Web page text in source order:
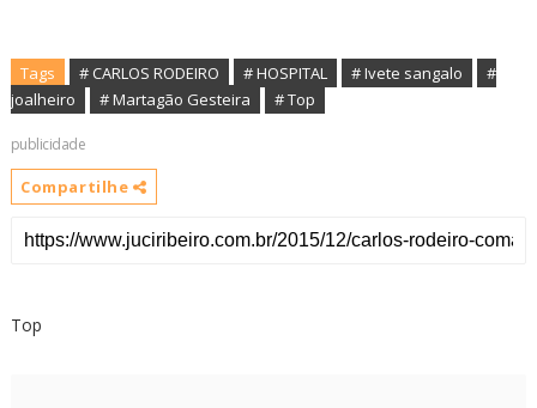
Tags # CARLOS RODEIRO # HOSPITAL # Ivete sangalo
#
joalheiro
# Martagão Gesteira # Top
publicidade
Compartilhe
Top